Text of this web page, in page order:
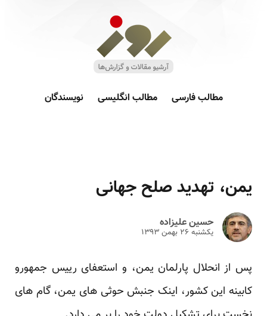
مطالب فارسی مطالب انگلیسی نویسندگان
یمن، تهدید صلح جهانی
حسین علیزاده
یکشنبه ۲۶ بهمن ۱۳۹۳
پس از انحلال پارلمان یمن، و استعفای رییس جمهورو
کابینه این کشور، اینک جنبش حوثی های یمن، گام های